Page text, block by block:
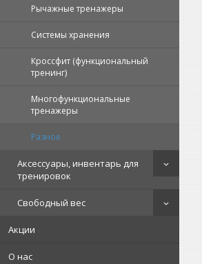
Рычажные тренажеры
Системы хранения
Кроссфит (функциональный
тренинг)
Многофункциональные
тренажеры
Разное
Аксессуары, инвентарь для
тренировок
Свободный вес
Акции
О нас